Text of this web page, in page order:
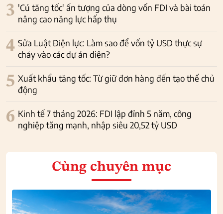
3 'Cú tăng tốc' ấn tượng của dòng vốn FDI và bài toán
nâng cao năng lực hấp thụ
4 Sửa Luật Điện lực: Làm sao để vốn tỷ USD thực sự
chảy vào các dự án điện?
5 Xuất khẩu tăng tốc: Từ giữ đơn hàng đến tạo thế chủ
động
6 Kinh tế 7 tháng 2026: FDI lập đỉnh 5 năm, công
nghiệp tăng mạnh, nhập siêu 20,52 tỷ USD
Cùng chuyên mục